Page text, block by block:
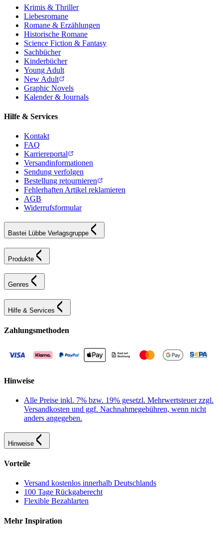
Krimis & Thriller
Liebesromane
Romane & Erzählungen
Historische Romane
Science Fiction & Fantasy
Sachbücher
Kinderbücher
Young Adult
New Adult
Graphic Novels
Kalender & Journals
Hilfe & Services
Kontakt
FAQ
Karriereportal
Versandinformationen
Sendung verfolgen
Bestellung retournieren
Fehlerhaften Artikel reklamieren
AGB
Widerrufsformular
Bastei Lübbe Verlagsgruppe
Produkte
Genres
Hilfe & Services
Zahlungsmethoden
Hinweise
Alle Preise inkl. 7% bzw. 19% gesetzl. Mehrwertsteuer zzgl.
Versandkosten und ggf. Nachnahmegebühren, wenn nicht
anders angegeben.
Hinweise
Vorteile
Versand kostenlos innerhalb Deutschlands
100 Tage Rückgaberecht
Flexible Bezahlarten
Mehr Inspiration